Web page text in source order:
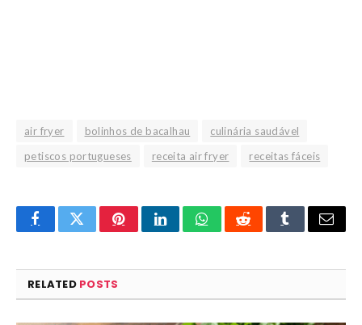
air fryer bolinhos de bacalhau
culinária saudável
petiscos portugueses
receita air fryer receitas fáceis
FacebookTwitterPinterestLinkedInWhatsAppRedditTumblrEmail
RELATED POSTS